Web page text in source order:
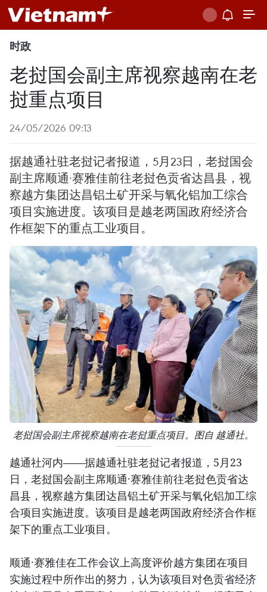
时政
老挝国会副主席视察越南在老
挝重点项目
24/05/2026 09:13
据越通社驻老挝记者报道，5月23日，老挝国会
副主席顺通·赛雅佳前往老挝色贡省达昌县，视
察越方集团达昌铝土矿开采与氧化铝加工综合
项目实施进度。该项目是越老两国政府经济合
作框架下的重点工业项目。
老挝国会副主席视察越南在老挝重点项目。图自 越通社。
越通社河内——据越通社驻老挝记者报道，5月23
日，老挝国会副主席顺通·赛雅佳前往老挝色贡省达
昌县，视察越方集团达昌铝土矿开采与氧化铝加工综
合项目实施进度。该项目是越老两国政府经济合作框
架下的重点工业项目。
顺通·赛雅佳在工作会议上高度评价越方集团在项目
实施过程中所作出的努力，认为该项目对色贡省经济